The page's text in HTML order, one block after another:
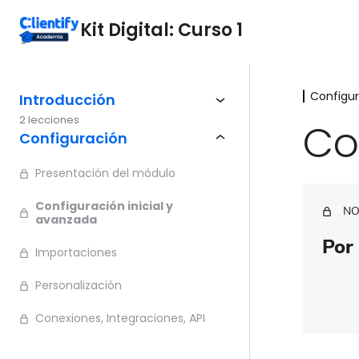
Kit Digital: Curso 1
Introducción
2 lecciones
Configuración
Presentación del módulo
Configuración inicial y
avanzada
Importaciones
Personalización
Conexiones, Integraciones, API